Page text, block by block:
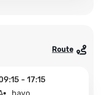
Route
- 17:15